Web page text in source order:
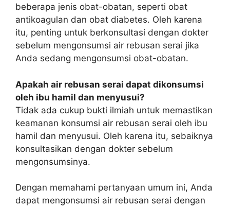
beberapa jenis obat-obatan, seperti obat
antikoagulan dan obat diabetes. Oleh karena
itu, penting untuk berkonsultasi dengan dokter
sebelum mengonsumsi air rebusan serai jika
Anda sedang mengonsumsi obat-obatan.
Apakah air rebusan serai dapat dikonsumsi
oleh ibu hamil dan menyusui?
Tidak ada cukup bukti ilmiah untuk memastikan
keamanan konsumsi air rebusan serai oleh ibu
hamil dan menyusui. Oleh karena itu, sebaiknya
konsultasikan dengan dokter sebelum
mengonsumsinya.
Dengan memahami pertanyaan umum ini, Anda
dapat mengonsumsi air rebusan serai dengan